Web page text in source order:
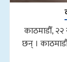
काठमाडौँ,
छन् ।